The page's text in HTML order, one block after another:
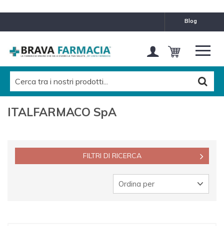
blog
MARCHE
CATEGORIES LEVEL 1
CATEGORIES LEVEL 2
ITALFARMACO SpA
FILTRI DI RICERCA
Ordina per